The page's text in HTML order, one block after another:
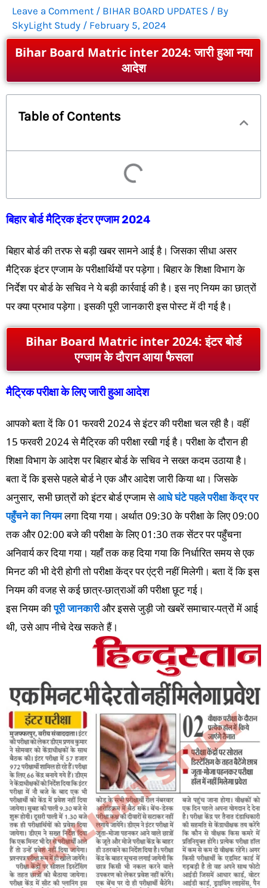
Leave a Comment / BIHAR BOARD UPDATES / By
SkyLight Study / February 5, 2024
Bihar Board Matric inter 2024: जारी हुआ नया
आदेश
Table of Contents
बिहार बोर्ड मैट्रिक इंटर एग्जाम 2024
बिहार बोर्ड की तरफ से बड़ी खबर सामने आई है। जिसका सीधा असर
मैट्रिक इंटर एग्जाम के परीक्षार्थियों पर पड़ेगा। बिहार के शिक्षा विभाग के
निर्देश पर बोर्ड के सचिव ने ये बड़ी कार्रवाई की है। इस नए नियम का छात्रों
पर क्या प्रभाव पड़ेगा। इसकी पूरी जानकारी इस पोस्ट में दी गई है।
Bihar Board Matric inter 2024: इंटर बोर्ड
एग्जाम के दौरान आया फैसला
मैट्रिक परीक्षा के लिए जारी हुआ आदेश
आपको बता दें कि 01 फरवरी 2024 से इंटर की परीक्षा चल रही है। वहीं
15 फरवरी 2024 से मैट्रिक की परीक्षा रखी गई है। परीक्षा के दौरान ही
शिक्षा विभाग के आदेश पर बिहार बोर्ड के सचिव ने सख्त कदम उठाया है।
बता दें कि इससे पहले बोर्ड ने एक और आदेश जारी किया था। जिसके
अनुसार, सभी छात्रों को इंटर बोर्ड एग्जाम सेआधे घंटे पहले परीक्षा केंद्र पर
पहुँचने का नियमलगा दिया गया। अर्थात 09:30 के परीक्षा के लिए 09:00
तक और 02:00 बजे की परीक्षा के लिए 01:30 तक सेंटर पर पहुँचना
अनिवार्य कर दिया गया। यहाँ तक कह दिया गया कि निर्धारित समय से एक
मिनट की भी देरी होगी तो परीक्षा केंद्र पर एंट्री नहीं मिलेगी। बता दें कि इस
नियम की वजह से कई छात्र-छात्राओं की परीक्षा छूट गई।
इस नियम कीपूरी जानकारीऔर इससे जुड़ी जो खबरें समाचार-पत्रों में आई
थी, उसे आप नीचे देख सकते हैं।